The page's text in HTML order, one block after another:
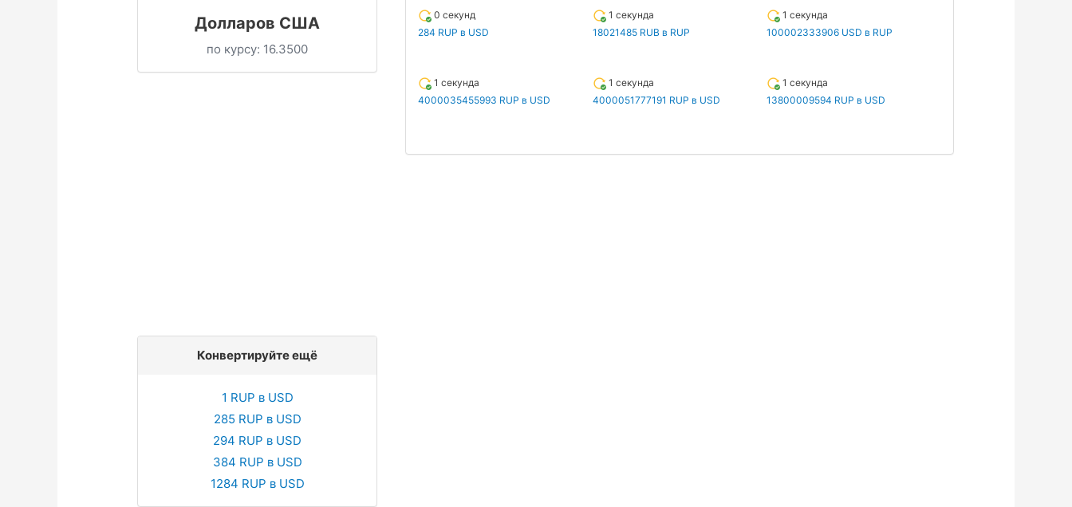
Долларов США
по курсу: 16.3500
Конвертируйте ещё
1 RUP в USD
285 RUP в USD
294 RUP в USD
384 RUP в USD
1284 RUP в USD
0 секунд
284 RUP в USD
1 секунда
18021485 RUB в RUP
1 секунда
100002333906 USD в RUP
1 секунда
4000035455993 RUP в USD
1 секунда
4000051777191 RUP в USD
1 секунда
13800009594 RUP в USD